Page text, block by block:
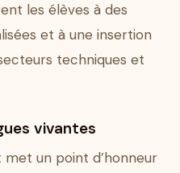
les élèves à des
et à une insertion
techniques et
vivantes
un point d’honneur